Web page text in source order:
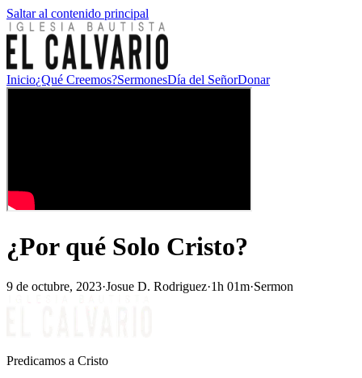
Saltar al contenido principal
Inicio¿Qué Creemos?SermonesDía del SeñorDonar
¿Por qué Solo Cristo?
9 de octubre, 2023·Josue D. Rodriguez·1h 01m·Sermon
Predicamos a Cristo